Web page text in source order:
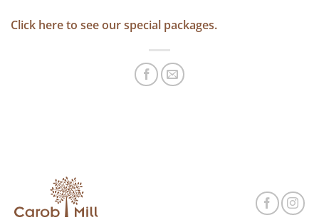
Click here to see our special packages.